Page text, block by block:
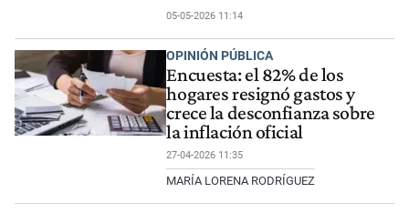
05-05-2026 11:14
OPINIÓN PÚBLICA
Encuesta: el 82% de los
hogares resignó gastos y
crece la desconfianza sobre
la inflación oficial
27-04-2026 11:35
MARÍA LORENA RODRÍGUEZ